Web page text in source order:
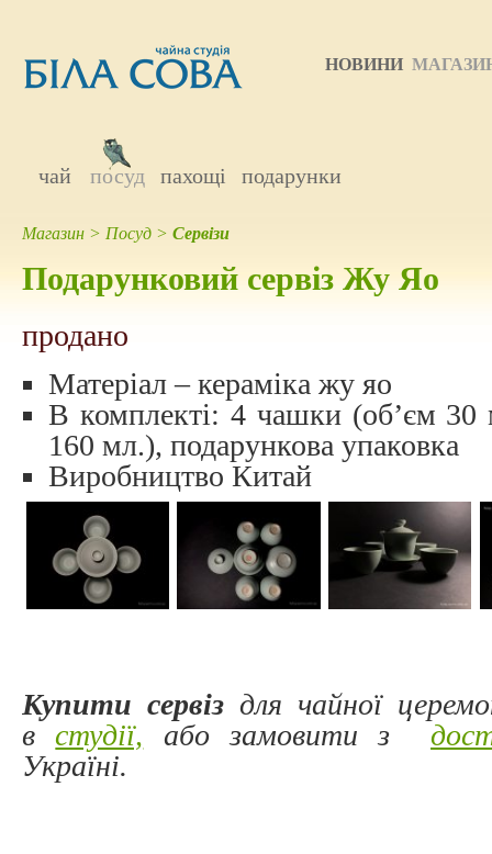
НОВИНИ
чай посуд пахощі подарунки
Магазин > Посуд > Сервізи
Подарунковий сервіз Жу Яо
продано
Матеріал – кераміка жу яо
В комплекті: 4 чашки (об’єм 30
160 мл.), подарункова упаковка
Виробництво Китай
Купити сервіздля чайної
встудії, або замовити з
Україні.